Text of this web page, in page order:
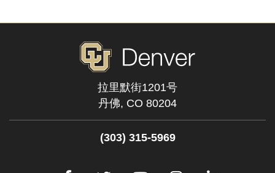
拉里默街1201号
丹佛, CO 80204
(303) 315-5969